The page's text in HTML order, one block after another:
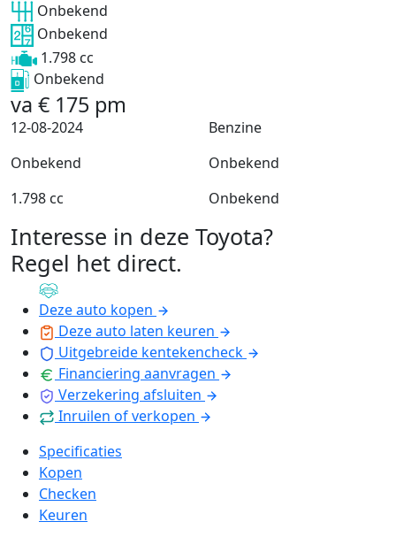
Onbekend
Onbekend
1.798 cc
Onbekend
va € 175 pm
12-08-2024
Benzine
Onbekend
Onbekend
1.798 cc
Onbekend
Interesse in deze Toyota?
Regel het direct.
Deze auto kopen
Deze auto laten keuren
Uitgebreide kentekencheck
Financiering aanvragen
Verzekering afsluiten
Inruilen of verkopen
Specificaties
Kopen
Checken
Keuren